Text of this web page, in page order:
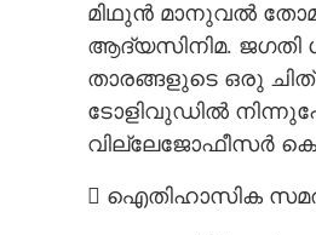
മിഥുൻ മാനുവൽ
ആദ്യസിനിമ. ജഗതി
താരങ്ങളുടെ ഒരു
ടോളിവുഡിൽ
വില്ലേജോഫീസർ
 ഐതിഹാസിക